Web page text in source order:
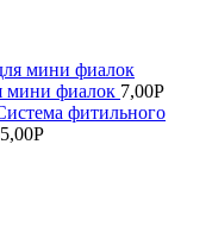
мини фиалок 7,00Р
фитильного
Р